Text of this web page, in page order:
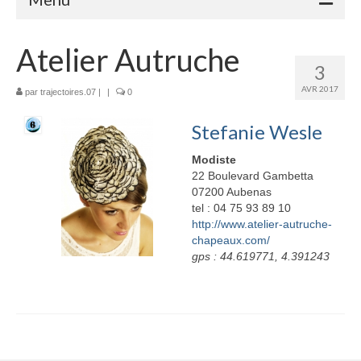
Adhérents
Atelier de la Volane
Elisabeth Bourget
Miryan Hernandez
Maaike Klein
3
AVR 2017
Atelier Autruche
par trajectoires.07 | | 0
Stefanie Wesle
Modiste
22 Boulevard Gambetta
07200 Aubenas
tel : 04 75 93 89 10
http://www.atelier-autruche-
chapeaux.com/
gps : 44.619771, 4.391243